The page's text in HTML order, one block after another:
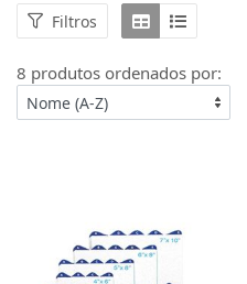
Filtros
8 produtos ordenados por: